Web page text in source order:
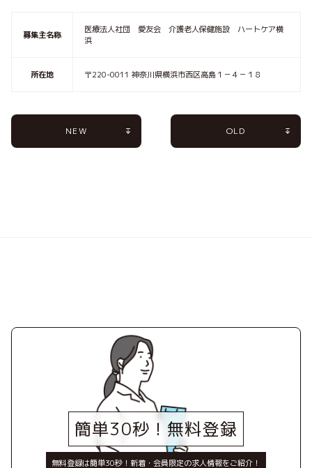
募集主名称
医療法人社団 愛友会 介護老人保健施設 ハートケア横
浜
所在地 〒220-0011 神奈川県横浜市西区高島１－４－１８
NEW OLD
簡単30秒！無料登録
無料登録は簡単30秒！新着・会員限定の求人情報をご紹介！